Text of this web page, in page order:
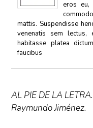
eros eu,
mattis. Suspendisse
venenatis sem
habitasse platea
faucibus
AL PIE DE LA LETRA.
Raymundo Jiménez.